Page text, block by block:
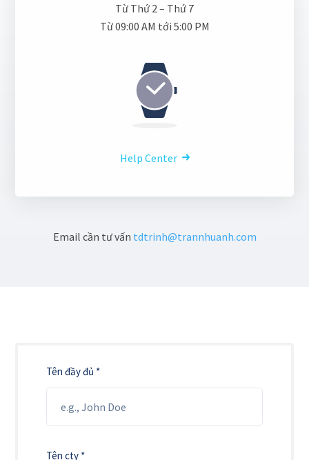
Từ Thứ 2 – Thứ 7
Từ 09:00 AM tới 5:00 PM
Help Center
Email cần tư vấn tdtrinh@trannhuanh.com
Tên đầy đủ *
Tên cty *